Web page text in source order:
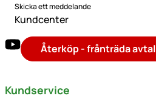
Skicka ett meddelande
Kundcenter
Återköp - frånträda avtal
Kundservice